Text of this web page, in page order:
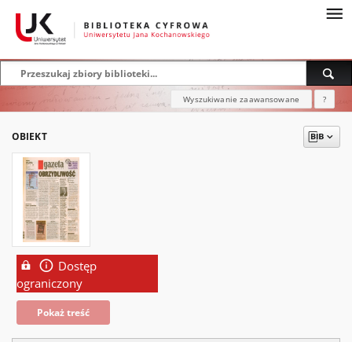
Wyszukiwanie zaawansowane ?
OBIEKT
Dostęp
ograniczony
Pokaż treść